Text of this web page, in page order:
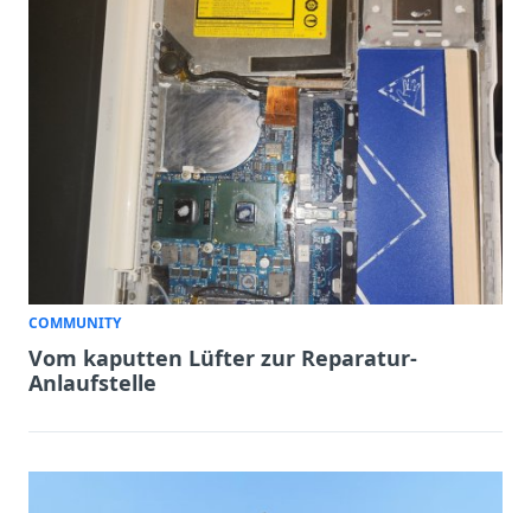
COMMUNITY
Vom kaputten Lüfter zur Reparatur-
Anlaufstelle